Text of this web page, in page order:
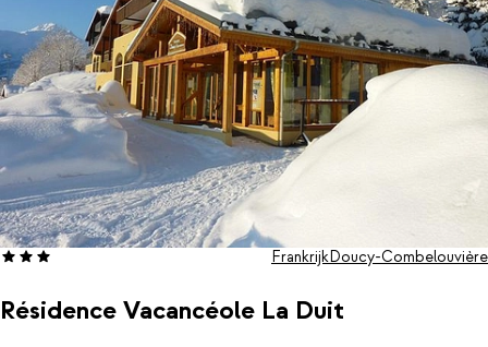
Résidence Vacancéole La Duit
FrankrijkDoucy-Combelouvière